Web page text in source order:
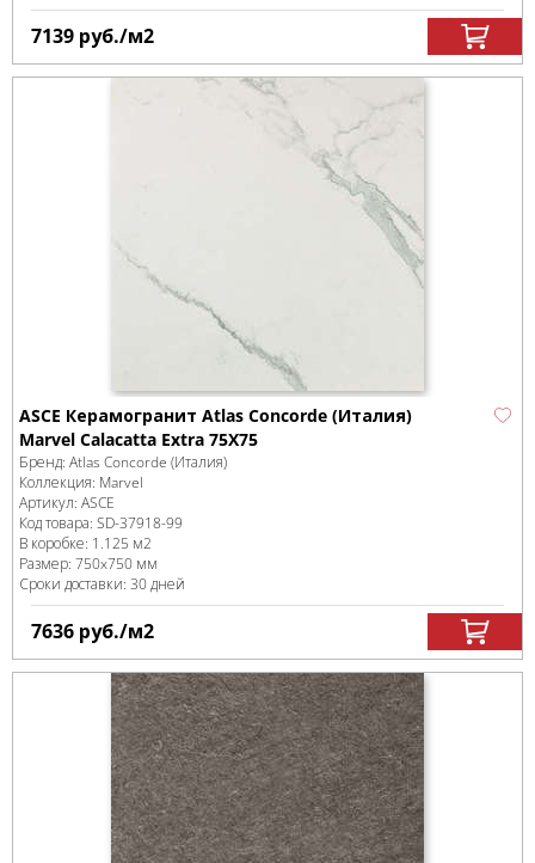
7139 руб./м2
ASCE Керамогранит Atlas Concorde (Италия)
Marvel Calacatta Extra 75X75
Бренд: Atlas Concorde (Италия)
Коллекция: Marvel
Артикул: ASCE
Код товара: SD-37918-99
В коробке: 1.125 м2
Размер: 750x750 мм
Сроки доставки: 30 дней
7636 руб./м2